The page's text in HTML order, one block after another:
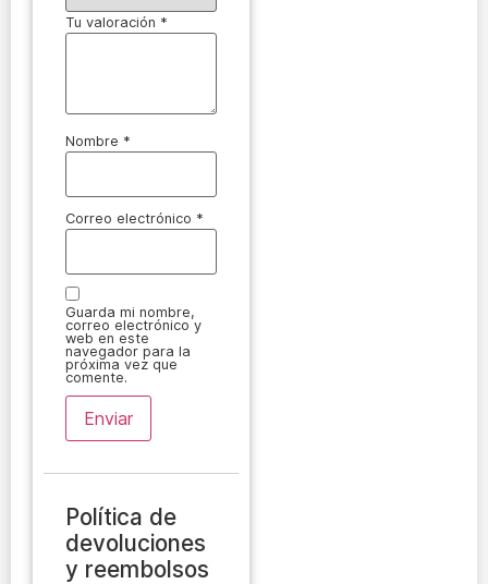
Tu valoración *
Nombre *
Correo electrónico *
Guarda mi nombre,
correo electrónico y
web en este
navegador para la
próxima vez que
comente.
Política de
devoluciones
y reembolsos